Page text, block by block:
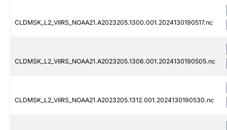
CLDMSK_L2_VIIRS_NOAA21.A2023205.1300.001.2024130190517.nc
CLDMSK_L2_VIIRS_NOAA21.A2023205.1306.001.2024130190505.nc
CLDMSK_L2_VIIRS_NOAA21.A2023205.1312.001.2024130190530.nc